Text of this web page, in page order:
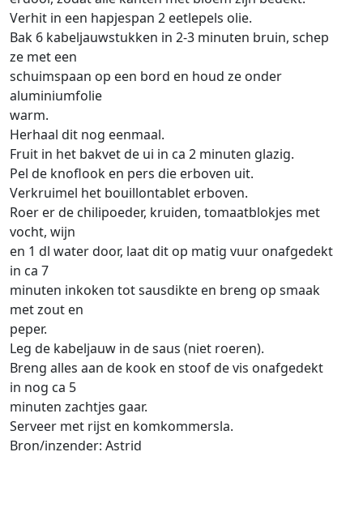
Verhit in een hapjespan 2 eetlepels olie.
Bak 6 kabeljauwstukken in 2-3 minuten bruin, schep
ze met een
schuimspaan op een bord en houd ze onder
aluminiumfolie
warm.
Herhaal dit nog eenmaal.
Fruit in het bakvet de ui in ca 2 minuten glazig.
Pel de knoflook en pers die erboven uit.
Verkruimel het bouillontablet erboven.
Roer er de chilipoeder, kruiden, tomaatblokjes met
vocht, wijn
en 1 dl water door, laat dit op matig vuur onafgedekt
in ca 7
minuten inkoken tot sausdikte en breng op smaak
met zout en
peper.
Leg de kabeljauw in de saus (niet roeren).
Breng alles aan de kook en stoof de vis onafgedekt
in nog ca 5
minuten zachtjes gaar.
Serveer met rijst en komkommersla.
Bron/inzender: Astrid